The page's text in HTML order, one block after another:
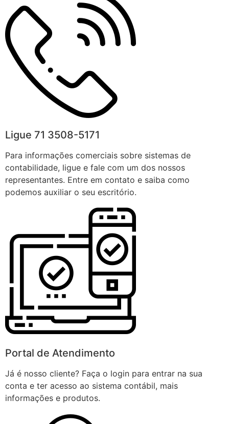
Ligue 71 3508-5171
Para informações comerciais sobre sistemas de
contabilidade, ligue e fale com um dos nossos
representantes. Entre em contato e saiba como
podemos auxiliar o seu escritório.
Portal de Atendimento
Já é nosso cliente? Faça o login para entrar na sua
conta e ter acesso ao sistema contábil, mais
informações e produtos.